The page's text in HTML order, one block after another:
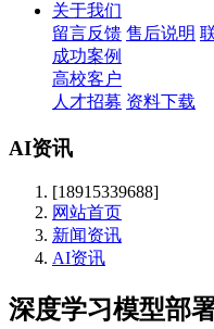
关于我们
留言反馈 售后说明
成功案例
高校客户
人才招募 资料下载
AI资讯
[18915339688]
网站首页
新闻资讯
AI资讯
深度学习模型部